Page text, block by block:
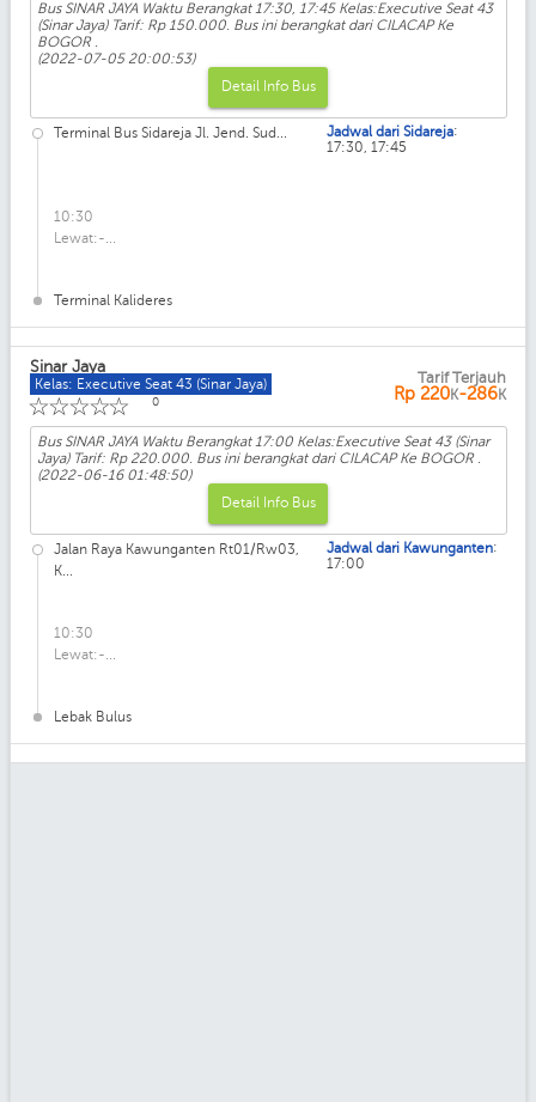
Bus SINAR JAYA Waktu Berangkat 17:30, 17:45 Kelas:Executive Seat 43
(Sinar Jaya) Tarif: Rp 150.000. Bus ini berangkat dari CILACAP Ke
BOGOR .
(2022-07-05 20:00:53)
Detail Info Bus
Terminal Bus Sidareja Jl. Jend. Sud...
10:30
Lewat:-...
Terminal Kalideres
Jadwal dari Sidareja:
17:30, 17:45
Sinar Jaya
Kelas: Executive Seat 43 (Sinar Jaya)
☆
☆
☆
☆
☆ 0
Tarif Terjauh
Rp 220K-286K
Bus SINAR JAYA Waktu Berangkat 17:00 Kelas:Executive Seat 43 (Sinar
Jaya) Tarif: Rp 220.000. Bus ini berangkat dari CILACAP Ke BOGOR .
(2022-06-16 01:48:50)
Detail Info Bus
Jalan Raya Kawunganten Rt01/Rw03,
K...
10:30
Lewat:-...
Lebak Bulus
Jadwal dari Kawunganten:
17:00